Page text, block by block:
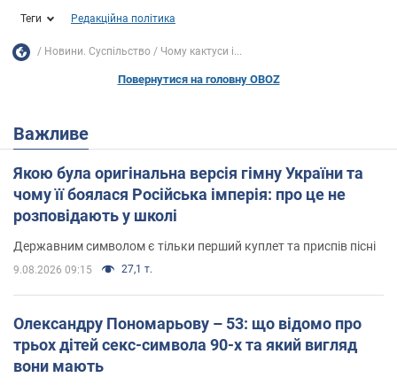
Теги Редакційна політика
Новини. Суспільство Чому кактуси і...
Повернутися на головну OBOZ
Важливе
Якою була оригінальна версія гімну України та
чому її боялася Російська імперія: про це не
розповідають у школі
Державним символом є тільки перший куплет та приспів пісні
9.08.2026 09:15 27,1 т.
Олександру Пономарьову – 53: що відомо про
трьох дітей секс-символа 90-х та який вигляд
вони мають